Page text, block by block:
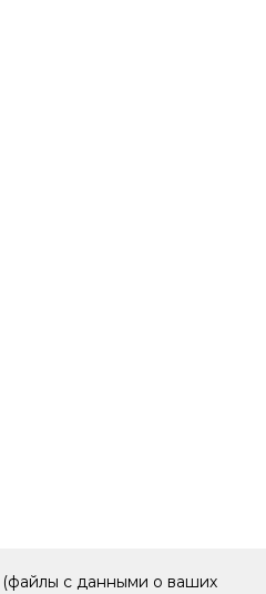
с данными о ваших